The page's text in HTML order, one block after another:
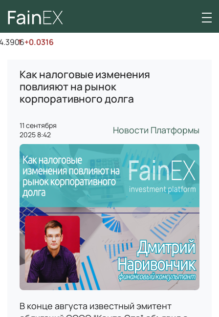
↑ +0.0316
Как налоговые изменения
повлияют на рынок
корпоративного долга
11 сентября
2025 8:42
Новости Платформы
В конце августа известный эмитент